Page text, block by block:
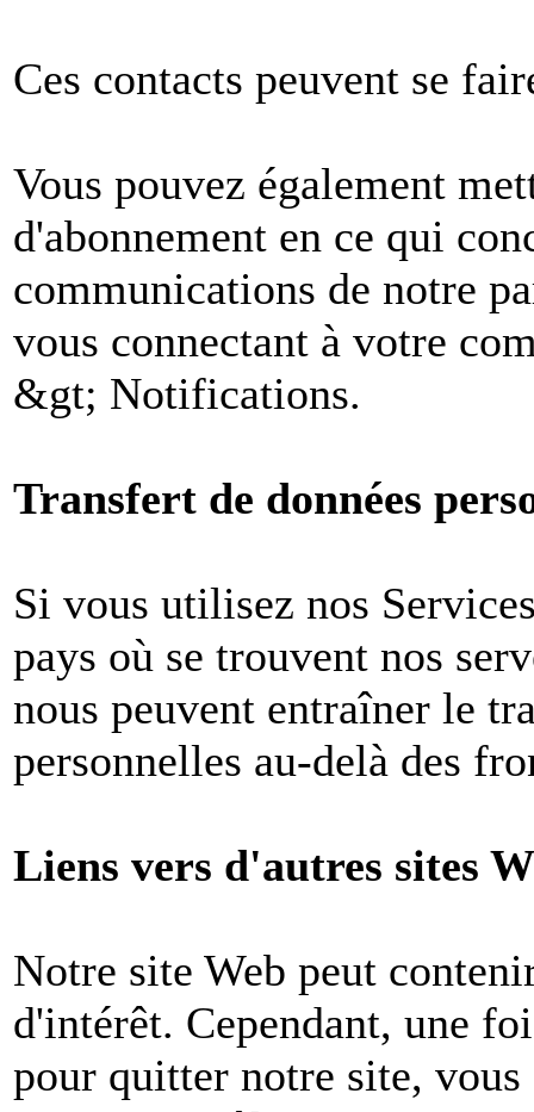
Ces contacts peuvent se
Vous pouvez également
d'abonnement en ce qui
communications de notre
vous connectant à votre
&gt; Notifications.
Transfert de données
Si vous utilisez nos
pays où se trouvent nos
nous peuvent entraîner le
personnelles au-delà des
Liens vers d'autres sites
Notre site Web peut
d'intérêt. Cependant, une
pour quitter notre site, vous